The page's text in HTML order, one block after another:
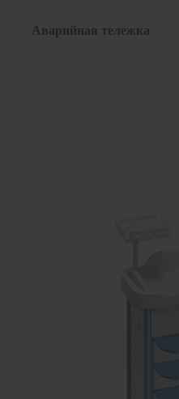
Аварийная тележка